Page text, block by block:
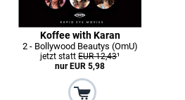
Koffee with Karan
2 - Bollywood Beautys (OmU)
jetzt stattEUR 12,43¹
nur EUR 5,98